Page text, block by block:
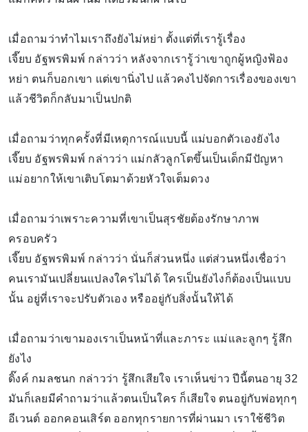
เมื่อถามว่าทำไมเราถึงยังไม่หย่า ตั้งแต่ที่เรารู้เรื่อง
เจี๊ยบ อัฐพรพิมพ์ กล่าวว่า หลังจากเรารู้ว่าเขาถูกผู้หญิงฟ้อง
หย่า ตนก็บอกเขา แต่เขานิ่งไป แล้วคงไปจัดการเรื่องของเขา
แล้วชีวิตก็กลับมาเป็นปกติ
เมื่อถามว่าทุกครั้งที่มีเหตุการณ์แบบนี้ แม่บอกตัวเองยังไง
เจี๊ยบ อัฐพรพิมพ์ กล่าวว่า แม่กลัวลูกโตขึ้นเป็นเด็กมีปัญหา
แม่อยากให้เขาเติบโตมาด้วยหัวใจเต็มดวง
เมื่อถามว่าเพราะความที่เขาเป็นสุรชัยต้องรักษาภาพ
ครอบครัว
เจี๊ยบ อัฐพรพิมพ์ กล่าวว่า นั่นก็ส่วนหนึ่ง แต่ส่วนหนึ่งเชื่อว่า
คนเรามันเปลี่ยนแปลงใครไม่ได้ ใครเป็นยังไงก็ต้องเป็นแบบ
นั้น อยู่ที่เราจะปรับตัวเอง หรืออยู่กับสิ่งนั้นให้ได้
เมื่อถามว่าเขามองเราเป็นหน้าที่และภาระ แม่และลูกๆ รู้สึก
ยังไง
ดิ๊งค์ กมลชนก กล่าวว่า รู้สึกเสียใจ เราเห็นข่าว ปีนี้ตนอายุ 32
มันก็เลยมีคำถามว่าแล้วตนเป็นใคร ก็เสียใจ ตนอยู่กับพ่อทุกๆ
อีเวนต์ ออกคอนเสิร์ต ออกทุกรายการที่ผ่านมา เราใช้ชีวิต